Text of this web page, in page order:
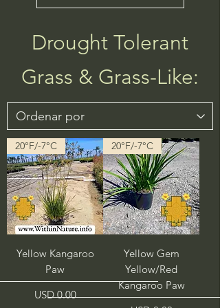
Drought Tolerant
Grass & Grass-Like:
20°F/-7°C
Yellow Kangaroo
Paw
Precio
USD 0.00
20°F/-7°C
Yellow Gem
Yellow/Red
Kangaroo Paw